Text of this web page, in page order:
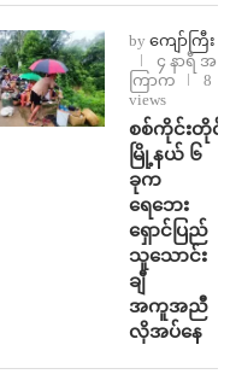
by ကျော်ကြီး
၄ နာရီ အ
ကြာက
8
views
စစ်ကိုင်းတိုင်း
မြို့နယ် ၆
ခုက
ရေဘေး
ရှောင်ပြည်
သူသောင်း
ချီ
အကူအညီ
လိုအပ်နေ